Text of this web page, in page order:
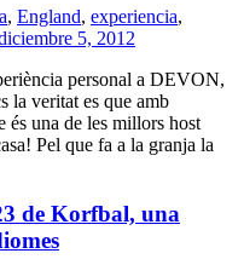
, England, experiencia,
5, 2012
personal a DEVON,
la veritat es que amb
una de les millors host
Pel que fa a la granja la
de Korfbal, una